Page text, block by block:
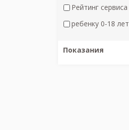
Рейтинг сервиса
ребенку 0-18 лет
Показания